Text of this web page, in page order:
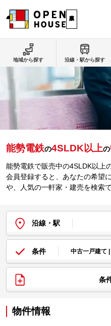
能勢電鉄の4SLDK以上の
能勢電鉄で販売中の4SLDK以上
会員登録すると、あなたの希望
や、人気の一軒家・建売を検索で
沿線・駅
条件 中古一戸建て
条
物件情報
地域から探す 沿線・駅から探す